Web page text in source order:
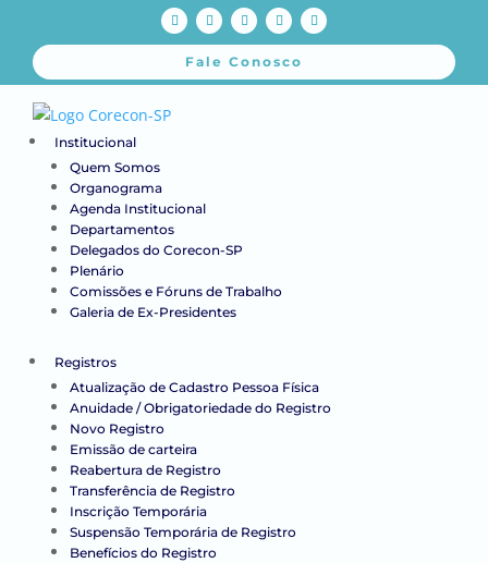
Fale Conosco
Institucional
Quem Somos
Organograma
Agenda Institucional
Departamentos
Delegados do Corecon-SP
Plenário
Comissões e Fóruns de Trabalho
Galeria de Ex-Presidentes
Registros
Atualização de Cadastro Pessoa Física
Anuidade / Obrigatoriedade do Registro
Novo Registro
Emissão de carteira
Reabertura de Registro
Transferência de Registro
Inscrição Temporária
Suspensão Temporária de Registro
Benefícios do Registro